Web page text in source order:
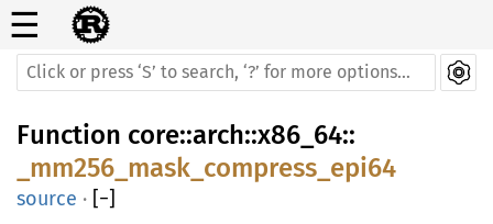
☰
Function core::arch::x86_64::
_mm256_mask_compress_epi64
source · [−]